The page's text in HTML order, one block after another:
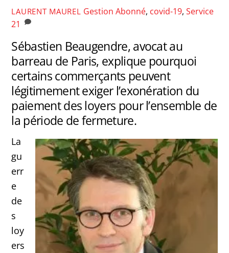
LAURENT MAUREL Gestion Abonné, covid-19, Service
21
Sébastien Beaugendre, avocat au
barreau de Paris, explique pourquoi
certains commerçants peuvent
légitimement exiger l’exonération du
paiement des loyers pour l’ensemble de
la période de fermeture.
La
gu
err
e
de
s
loy
ers